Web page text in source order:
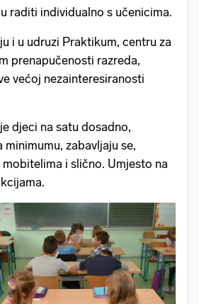
raditi individualno s učenicima.
i u udruzi Praktikum, centru za
prenapučenosti razreda,
većoj nezainteresiranosti
djeci na satu dosadno,
zabavljaju se,
i slično. Umjesto na